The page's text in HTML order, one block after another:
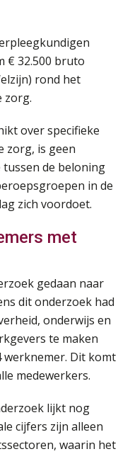
€ 32.500 bruto
rond het
zorg.
over specifieke
zorg, is geen
de beloning
in de
zich voordoet.
met
gedaan naar
dit onderzoek had
onderwijs en
te maken
werknemer. Dit komt
medewerkers.
lijkt nog
cijfers zijn alleen
waarin het